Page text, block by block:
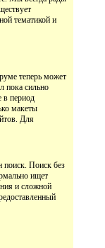
тематикой и
теперь может
пока сильно
в период
макеты
Для
поиск. Поиск без
ищет
и сложной